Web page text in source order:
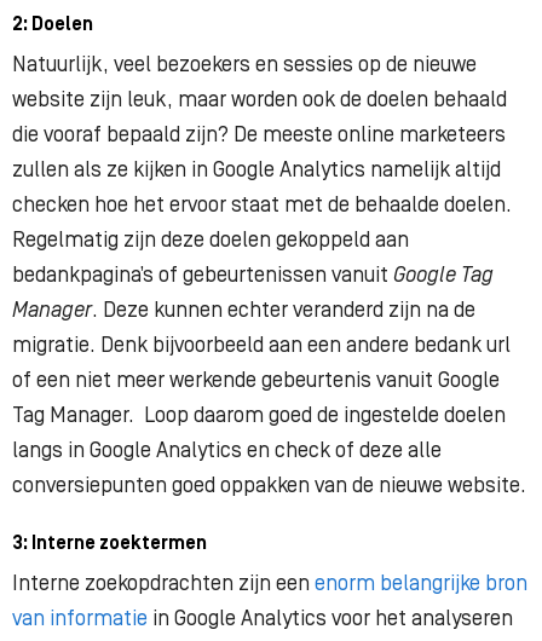
2: Doelen
Natuurlijk, veel bezoekers en sessies op de nieuwe
website zijn leuk, maar worden ook de doelen behaald
die vooraf bepaald zijn? De meeste online marketeers
zullen als ze kijken in Google Analytics namelijk altijd
checken hoe het ervoor staat met de behaalde doelen.
Regelmatig zijn deze doelen gekoppeld aan
bedankpagina’s of gebeurtenissen vanuit Google Tag
Manager. Deze kunnen echter veranderd zijn na de
migratie. Denk bijvoorbeeld aan een andere bedank url
of een niet meer werkende gebeurtenis vanuit Google
Tag Manager. Loop daarom goed de ingestelde doelen
langs in Google Analytics en check of deze alle
conversiepunten goed oppakken van de nieuwe website.
3: Interne zoektermen
Interne zoekopdrachten zijn een enorm belangrijke bron
van informatie in Google Analytics voor het analyseren